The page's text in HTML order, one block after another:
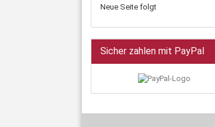
Neue Seite folgt
Sicher zahlen mit PayPal